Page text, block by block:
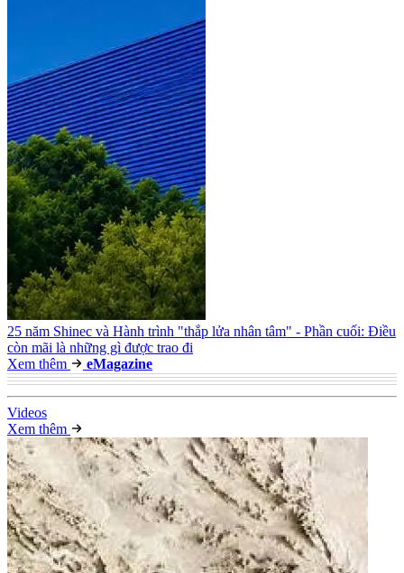
25 năm Shinec và Hành trình "thắp lửa nhân tâm" - Phần cuối: Điều
còn mãi là những gì được trao đi
Xem thêm
eMagazine
Videos
Xem thêm